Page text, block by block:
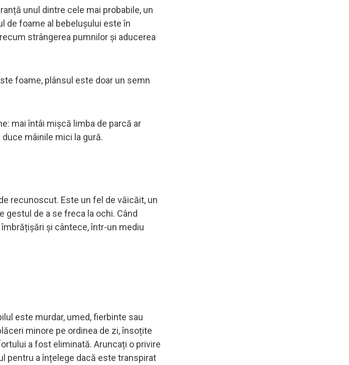
unul dintre cele mai probabile, un
de foame al bebelușului este în
strângerea pumnilor și aducerea
foame, plânsul este doar un semn
mai întâi mișcă limba de parcă ar
mâinile mici la gură.
recunoscut. Este un fel de văicăit, un
de a se freca la ochi. Când
și cântece, într-un mediu
este murdar, umed, fierbinte sau
minore pe ordinea de zi, însoțite
a fost eliminată. Aruncați o privire
pentru a înțelege dacă este transpirat